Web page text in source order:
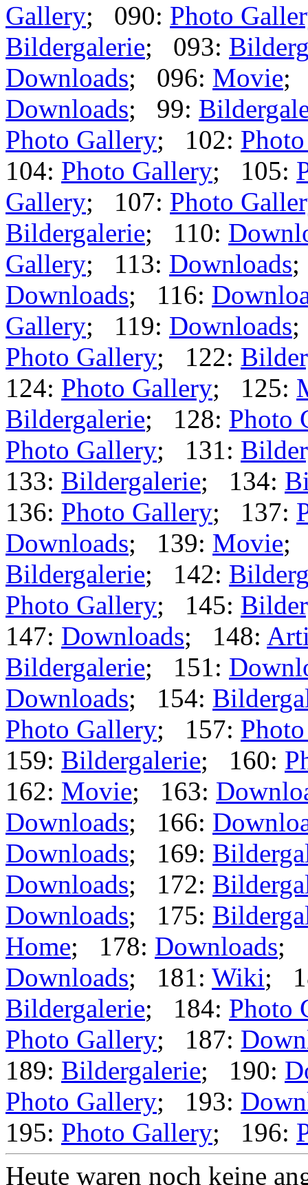
Gallery; 090: Photo
Bildergalerie; 093:
Downloads; 096: Movie;
Downloads; 99:
Photo Gallery; 102:
104: Photo Gallery; 105:
Gallery; 107: Photo
Bildergalerie; 110:
Gallery; 113: Downloads
Downloads; 116:
Gallery; 119: Downloads
Photo Gallery; 122:
124: Photo Gallery; 125:
Bildergalerie; 128: Photo
Photo Gallery; 131:
133: Bildergalerie; 134:
136: Photo Gallery; 137:
Downloads; 139: Movie;
Bildergalerie; 142:
Photo Gallery; 145:
147: Downloads; 148:
Bildergalerie; 151:
Downloads; 154:
Photo Gallery; 157:
159: Bildergalerie; 160:
162: Movie; 163:
Downloads; 166:
Downloads; 169:
Downloads; 172:
Downloads; 175:
Home; 178: Downloads;
Downloads; 181: Wiki;
Bildergalerie; 184: Photo
Photo Gallery; 187:
189: Bildergalerie; 190:
Photo Gallery; 193:
195: Photo Gallery; 196:
Heute waren noch keine